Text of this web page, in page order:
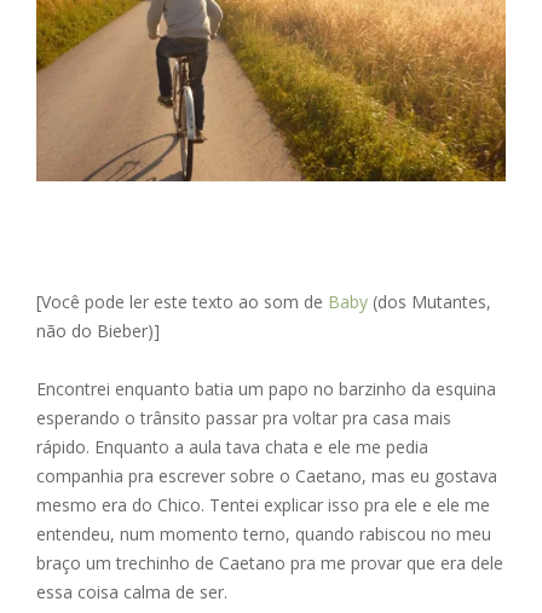
[Você pode ler este texto ao som de Baby (dos Mutantes,
não do Bieber)]
Encontrei enquanto batia um papo no barzinho da esquina
esperando o trânsito passar pra voltar pra casa mais
rápido. Enquanto a aula tava chata e ele me pedia
companhia pra escrever sobre o Caetano, mas eu gostava
mesmo era do Chico. Tentei explicar isso pra ele e ele me
entendeu, num momento terno, quando rabiscou no meu
braço um trechinho de Caetano pra me provar que era dele
essa coisa calma de ser.